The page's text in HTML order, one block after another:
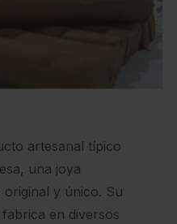
artesanal típico
una joya
y único. Su
en diversos